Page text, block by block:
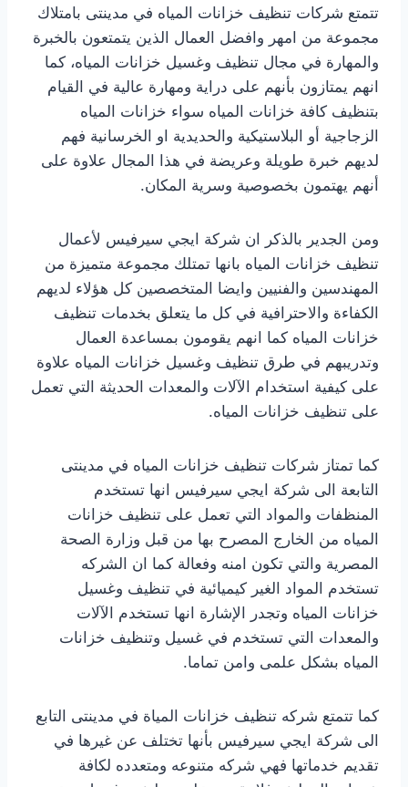
تتمتع شركات تنظيف خزانات المياه في مدينتى بامتلاك
مجموعة من امهر وافضل العمال الذين يتمتعون بالخبرة
والمهارة في مجال تنظيف وغسيل خزانات المياه، كما
انهم يمتازون بأنهم على دراية ومهارة عالية في القيام
بتنظيف كافة خزانات المياه سواء خزانات المياه
الزجاجية أو البلاستيكية والحديدية او الخرسانية فهم
لديهم خبرة طويلة وعريضة في هذا المجال علاوة على
أنهم يهتمون بخصوصية وسرية المكان.
ومن الجدير بالذكر ان شركة ايجي سيرفيس لأعمال
تنظيف خزانات المياه بانها تمتلك مجموعة متميزة من
المهندسين والفنيين وايضا المتخصصين كل هؤلاء لديهم
الكفاءة والاحترافية في كل ما يتعلق بخدمات تنظيف
خزانات المياه كما انهم يقومون بمساعدة العمال
وتدريبهم في طرق تنظيف وغسيل خزانات المياه علاوة
على كيفية استخدام الآلات والمعدات الحديثة التي تعمل
على تنظيف خزانات المياه.
كما تمتاز شركات تنظيف خزانات المياه في مدينتى
التابعة الى شركة ايجي سيرفيس انها تستخدم
المنظفات والمواد التي تعمل على تنظيف خزانات
المياه من الخارج المصرح بها من قبل وزارة الصحة
المصرية والتي تكون امنه وفعالة كما ان الشركه
تستخدم المواد الغير كيميائية في تنظيف وغسيل
خزانات المياه وتجدر الإشارة انها تستخدم الآلات
والمعدات التي تستخدم في غسيل وتنظيف خزانات
المياه بشكل علمى وامن تماما.
كما تتمتع شركه تنظيف خزانات المياة في مدينتى التابع
الى شركة ايجي سيرفيس بأنها تختلف عن غيرها في
تقديم خدماتها فهي شركه متنوعه ومتعدده لكافة